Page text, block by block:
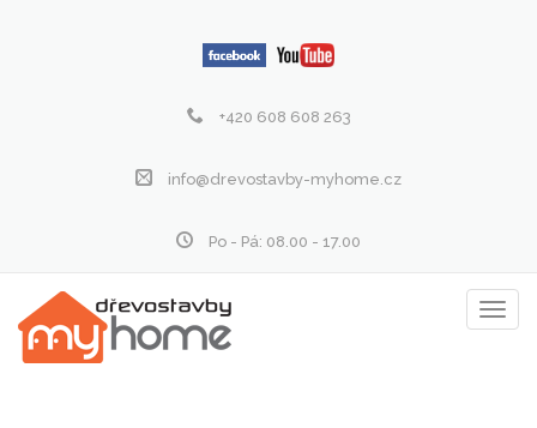
+420 608 608 263
info@drevostavby-myhome.cz
Po - Pá: 08.00 - 17.00
menu